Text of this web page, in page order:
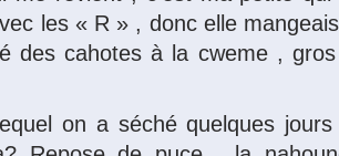
les « R » , donc elle
des cahotes à la cweme ,
on a séché quelques